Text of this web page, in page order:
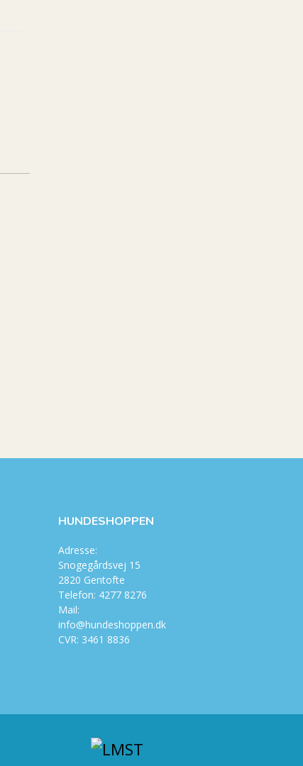
HUNDESHOPPEN
Adresse:
Snogegårdsvej 15
2820 Gentofte
Telefon: 4277 8276
Mail:
info@hundeshoppen.dk
CVR: 3461 8836